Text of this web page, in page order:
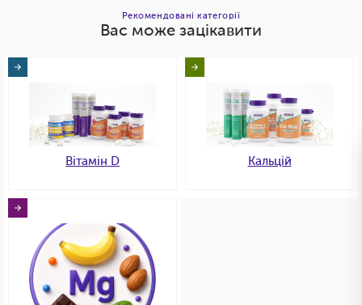
Рекомендовані категорії
Вас може зацікавити
Вітамін D Кальцій